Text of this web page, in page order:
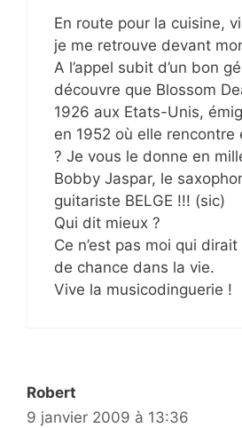
En route pour la cuisine,
je me retrouve devant
A l’appel subit d’un bon
découvre que Blossom
1926 aux Etats-Unis,
en 1952 où elle rencontre
? Je vous le donne en
Bobby Jaspar, le
guitariste BELGE !!! (sic)
Qui dit mieux ?
Ce n’est pas moi qui dirait
de chance dans la vie.
Vive la musicodinguerie !
Robert
9 janvier 2009 à 13:36